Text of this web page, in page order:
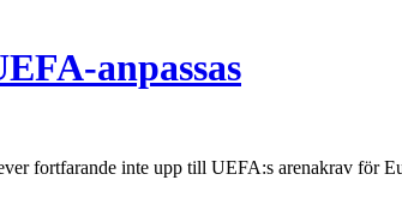
anpassas
fortfarande inte upp till UEFA:s arenakrav för